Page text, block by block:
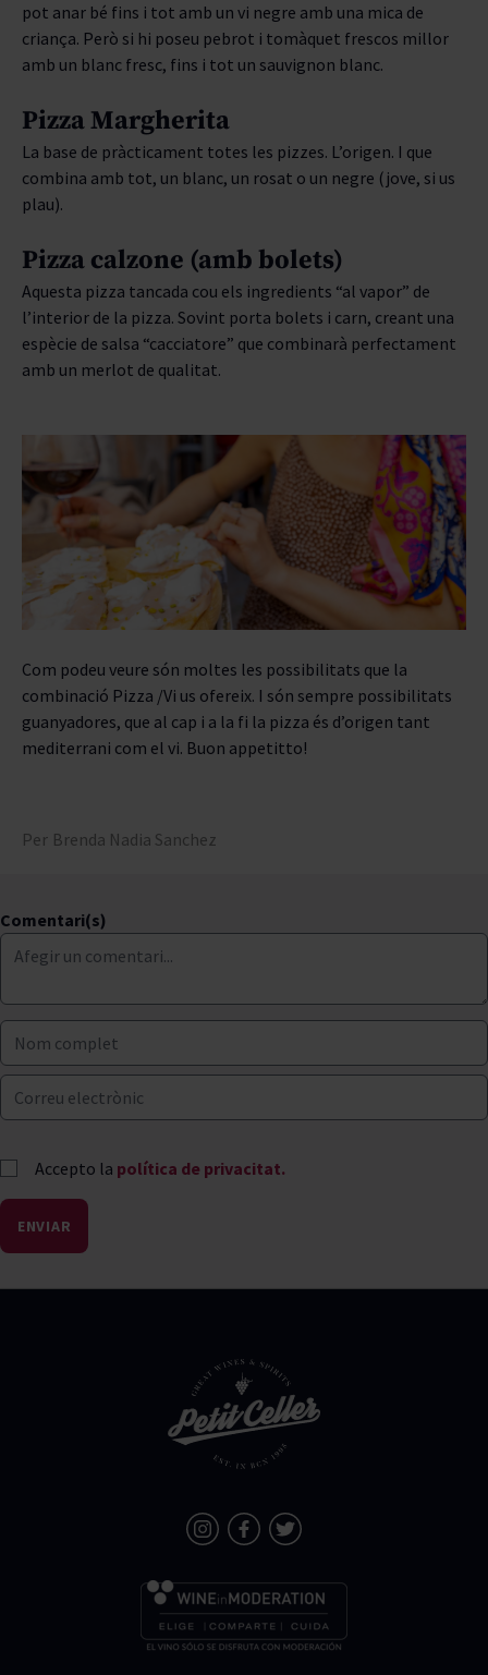
pot anar bé fins i tot amb un vi negre amb una mica de
criança. Però si hi poseu pebrot i tomàquet frescos millor
amb un blanc fresc, fins i tot un sauvignon blanc.
Pizza Margherita
La base de pràcticament totes les pizzes. L’origen. I que
combina amb tot, un blanc, un rosat o un negre (jove, si us
plau).
Pizza calzone (amb bolets)
Aquesta pizza tancada cou els ingredients “al vapor” de
l’interior de la pizza. Sovint porta bolets i carn, creant una
espècie de salsa “cacciatore” que combinarà perfectament
amb un merlot de qualitat.
Com podeu veure són moltes les possibilitats que la
combinació Pizza /Vi us ofereix. I són sempre possibilitats
guanyadores, que al cap i a la fi la pizza és d’origen tant
mediterrani com el vi. Buon appetitto!
Per Brenda Nadia Sanchez
Comentari(s)
Accepto la política de privacitat.
ENVIAR